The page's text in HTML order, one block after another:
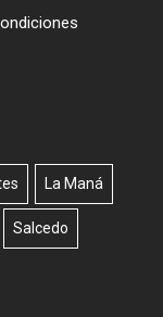
La Maná
Salcedo